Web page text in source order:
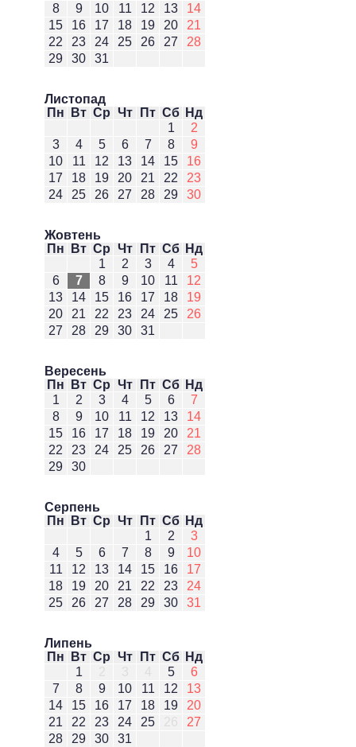
8
9 10 11 12 13
14
15
16 17 18 19 20
21
22
23 24 25 26 27
28
29
30 31
Листопад
Пн
Вт Ср Чт Пт Сб Нд
1
2
3
4 5 6 7 8
9
10
11 12 13 14 15
16
17
18 19 20 21 22
23
24
25 26 27 28 29 30
Жовтень
Пн
Вт Ср Чт Пт Сб Нд
1
2 3 4
5
6
7 8 9 10 11
12
13
14 15 16 17 18
19
20
21 22 23 24 25
26
27
28 29 30 31
Вересень
Пн
Вт Ср Чт Пт Сб Нд
1
2 3 4 5 6
7
8
9 10 11 12 13
14
15
16 17 18 19 20
21
22
23 24 25 26 27
28
29
30
Серпень
Пн
Вт Ср Чт Пт Сб Нд
1
2
3
4
5 6 7 8 9
10
11
12 13 14 15 16
17
18
19 20 21 22 23
24
25
26 27 28 29 30 31
Липень
Пн
Вт Ср Чт Пт Сб Нд
1
5
6
7
8 9 10 11 12
13
14
15 16 17 18 19
20
21
22 23 24 25
27
28
29 30 31